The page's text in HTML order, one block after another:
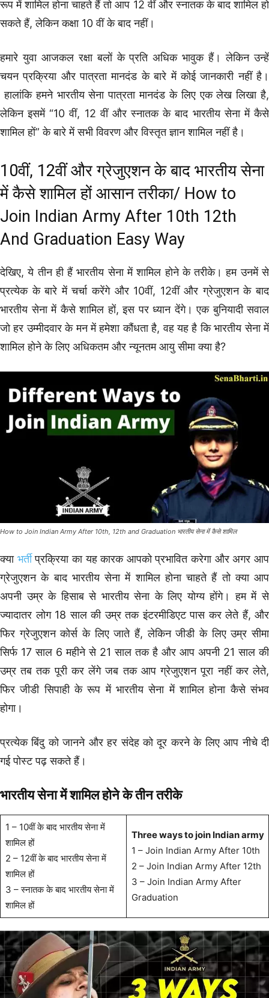
रूप में शामिल होना चाहते हैं तो आप 12 वीं और स्नातक के बाद शामिल हो
सकते हैं, लेकिन कक्षा 10 वीं के बाद नहीं।
हमारे युवा आजकल रक्षा बलों के प्रति अधिक भावुक हैं। लेकिन उन्हें
चयन प्रक्रिया और पात्रता मानदंड के बारे में कोई जानकारी नहीं है।
हालांकि हमने भारतीय सेना पात्रता मानदंड के लिए एक लेख लिखा है,
लेकिन इसमें “10 वीं, 12 वीं और स्नातक के बाद भारतीय सेना में कैसे
शामिल हों” के बारे में सभी विवरण और विस्तृत ज्ञान शामिल नहीं है।
10वीं, 12वीं और ग्रेजुएशन के बाद भारतीय सेना
में कैसे शामिल हों आसान तरीका/ How to
Join Indian Army After 10th 12th
And Graduation Easy Way
देखिए, ये तीन ही हैं भारतीय सेना में शामिल होने के तरीके। हम उनमें से
प्रत्येक के बारे में चर्चा करेंगे और 10वीं, 12वीं और ग्रेजुएशन के बाद
भारतीय सेना में कैसे शामिल हों, इस पर ध्यान देंगे। एक बुनियादी सवाल
जो हर उम्मीदवार के मन में हमेशा कौंधता है, वह यह है कि भारतीय सेना में
शामिल होने के लिए अधिकतम और न्यूनतम आयु सीमा क्या है?
How to Join Indian Army After 10th, 12th and Graduation भारतीय सेना में कैसे शामिल
क्या भर्तीप्रक्रिया का यह कारक आपको प्रभावित करेगा और अगर आप
ग्रेजुएशन के बाद भारतीय सेना में शामिल होना चाहते हैं तो क्या आप
अपनी उम्र के हिसाब से भारतीय सेना के लिए योग्य होंगे। हम में से
ज्यादातर लोग 18 साल की उम्र तक इंटरमीडिएट पास कर लेते हैं, और
फिर ग्रेजुएशन कोर्स के लिए जाते हैं, लेकिन जीडी के लिए उम्र सीमा
सिर्फ 17 साल 6 महीने से 21 साल तक है और आप अपनी 21 साल की
उम्र तब तक पूरी कर लेंगे जब तक आप ग्रेजुएशन पूरा नहीं कर लेते,
फिर जीडी सिपाही के रूप में भारतीय सेना में शामिल होना कैसे संभव
होगा।
प्रत्येक बिंदु को जानने और हर संदेह को दूर करने के लिए आप नीचे दी
गई पोस्ट पढ़ सकते हैं।
भारतीय सेना में शामिल होने के तीन तरीके
1 – 10वीं के बाद भारतीय सेना में
शामिल हों
2 – 12वीं के बाद भारतीय सेना में
शामिल हों
3 – स्नातक के बाद भारतीय सेना में
शामिल हों
Three ways to join Indian army
1 – Join Indian Army After 10th
2 – Join Indian Army After 12th
3 – Join Indian Army After
Graduation